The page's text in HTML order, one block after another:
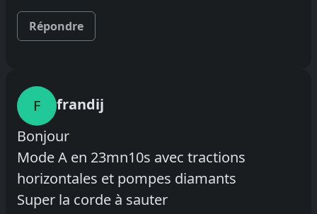
Répondre
F
frandij
Bonjour
Mode A en 23mn10s avec tractions
horizontales et pompes diamants
Super la corde à sauter